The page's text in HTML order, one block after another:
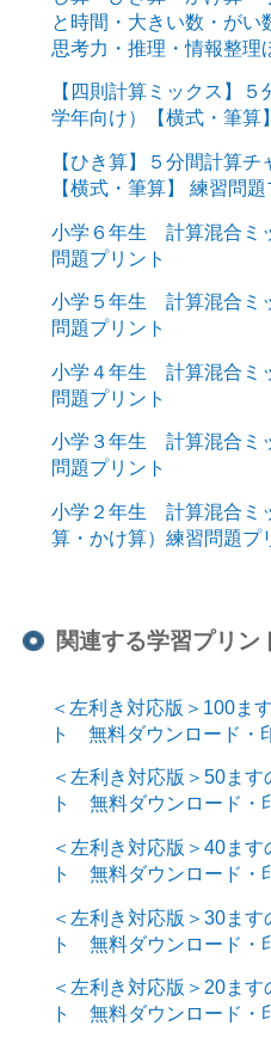
と時間・大きい数・がい
思考力・推理・情報整理
【四則計算ミックス】
学年向け）【横式・筆算
【ひき算】５分間計算チ
【横式・筆算】 練習問題
小学６年生 計算混合ミ
問題プリント
小学５年生 計算混合ミ
問題プリント
小学４年生 計算混合ミ
問題プリント
小学３年生 計算混合ミ
問題プリント
小学２年生 計算混合ミ
算・かけ算）練習問題プ
関連する学習プリン
＜左利き対応版＞100ま
ト 無料ダウンロード・
＜左利き対応版＞50ま
ト 無料ダウンロード・
＜左利き対応版＞40ま
ト 無料ダウンロード・
＜左利き対応版＞30ま
ト 無料ダウンロード・
＜左利き対応版＞20ま
ト 無料ダウンロード・